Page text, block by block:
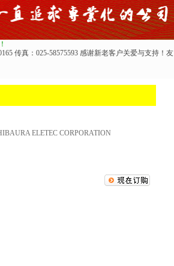
传真：025-58575593 感谢新老客户关爱与支持！友
ELETEC CORPORATION